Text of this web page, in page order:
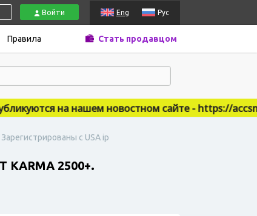
Войти Eng Рус
Правила Стать продавцом
на нашем новостном сайте - https://
с USA ip
2500+.